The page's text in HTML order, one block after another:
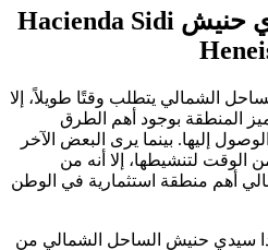
عيوب هاسيندا سيدي حنيش Hacienda Sidi
الشمالي يتطلب وقتًا طويلاً، إلا
المنطقة بوجود أهم الطرق
إليها. بينما يرى البعض الآخر
الوقت لتنشيطها، إلا أنه من
أهم منطقة استثمارية في الوطن
سيدي حنيش الساحل الشمالي من